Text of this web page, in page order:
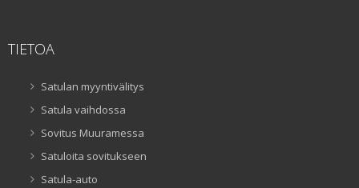
TIETOA
Satulan myyntivälitys
Satula vaihdossa
Sovitus Muuramessa
Satuloita sovitukseen
Satula-auto